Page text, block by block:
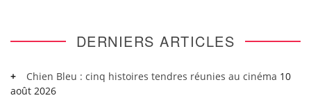
DERNIERS ARTICLES
Chien Bleu : cinq histoires tendres réunies au cinéma 10
août 2026